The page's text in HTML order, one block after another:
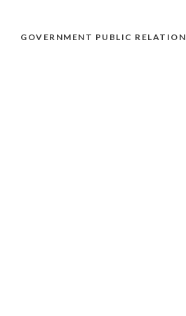
GOVERNMENT PUBLIC RELATION